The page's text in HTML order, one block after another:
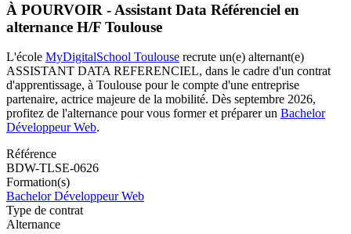
À POURVOIR - Assistant Data Référenciel en
alternance H/F Toulouse
L'école MyDigitalSchool Toulouse recrute un(e) alternant(e)
ASSISTANT DATA REFERENCIEL, dans le cadre d'un contrat
d'apprentissage, à Toulouse pour le compte d'une entreprise
partenaire, actrice majeure de la mobilité. Dès septembre 2026,
profitez de l'alternance pour vous former et préparer un Bachelor
Développeur Web.
Référence
BDW-TLSE-0626
Formation(s)
Bachelor Développeur Web
Type de contrat
Alternance